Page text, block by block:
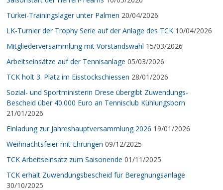
Türkei-Trainingslager unter Palmen 20/04/2026
LK-Turnier der Trophy Serie auf der Anlage des TCK 10/04/2026
Mitgliederversammlung mit Vorstandswahl 15/03/2026
Arbeitseinsätze auf der Tennisanlage 05/03/2026
TCK holt 3. Platz im Eisstockschiessen 28/01/2026
Sozial- und Sportministerin Drese übergibt Zuwendungs-
Bescheid über 40.000 Euro an Tennisclub Kühlungsborn
21/01/2026
Einladung zur Jahreshauptversammlung 2026 19/01/2026
Weihnachtsfeier mit Ehrungen 09/12/2025
TCK Arbeitseinsatz zum Saisonende 01/11/2025
TCK erhält Zuwendungsbescheid für Beregnungsanlage
30/10/2025